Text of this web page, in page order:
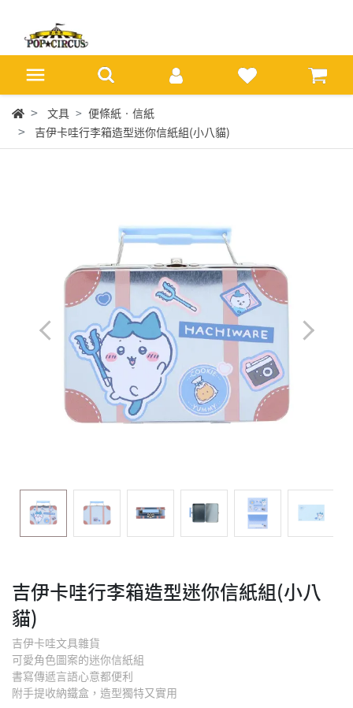
文具
便條紙‧信紙
吉伊卡哇行李箱造型迷你信紙組(小八貓)
吉伊卡哇行李箱造型迷你信紙組(小八
貓)
吉伊卡哇文具雜貨
可愛角色圖案的迷你信紙組
書寫傳遞言語心意都便利
附手提收納鐵盒，造型獨特又實用